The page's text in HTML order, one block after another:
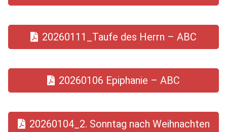
20260111_Taufe des Herrn – ABC
20260106 Epiphanie – ABC
20260104_2. Sonntag nach Weihnachten